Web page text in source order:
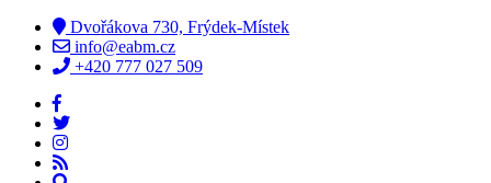
Dvořákova 730, Frýdek-Místek
info@eabm.cz
+420 777 027 509